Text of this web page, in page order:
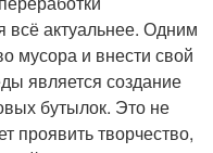
всё актуальнее. Одним
мусора и внести свой
является создание
бутылок. Это не
проявить творчество,